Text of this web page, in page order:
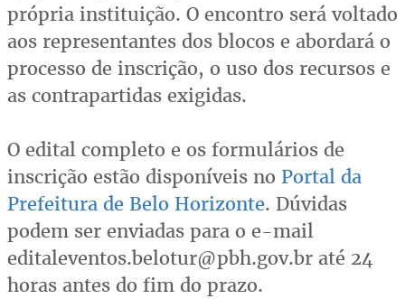
própria instituição. O encontro será voltado
aos representantes dos blocos e abordará o
processo de inscrição, o uso dos recursos e
as contrapartidas exigidas.
O edital completo e os formulários de
inscrição estão disponíveis no Portal da
Prefeitura de Belo Horizonte. Dúvidas
podem ser enviadas para o e-mail
editaleventos.belotur@pbh.gov.br até 24
horas antes do fim do prazo.